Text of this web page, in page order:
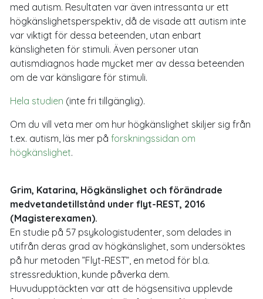
med autism. Resultaten var även intressanta ur ett
högkänslighetsperspektiv, då de visade att autism inte
var viktigt för dessa beteenden, utan enbart
känsligheten för stimuli. Även personer utan
autismdiagnos hade mycket mer av dessa beteenden
om de var känsligare för stimuli.
Hela studien (inte fri tillgänglig).
Om du vill veta mer om hur högkänslighet skiljer sig från
t.ex. autism, läs mer på forskningssidan om
högkänslighet.
Grim, Katarina, Högkänslighet och förändrade
medvetandetillstånd under flyt-REST, 2016
(Magisterexamen).
En studie på 57 psykologistudenter, som delades in
utifrån deras grad av högkänslighet, som undersöktes
på hur metoden ”Flyt-REST”, en metod för bl.a.
stressreduktion, kunde påverka dem.
Huvudupptäckten var att de högsensitiva upplevde